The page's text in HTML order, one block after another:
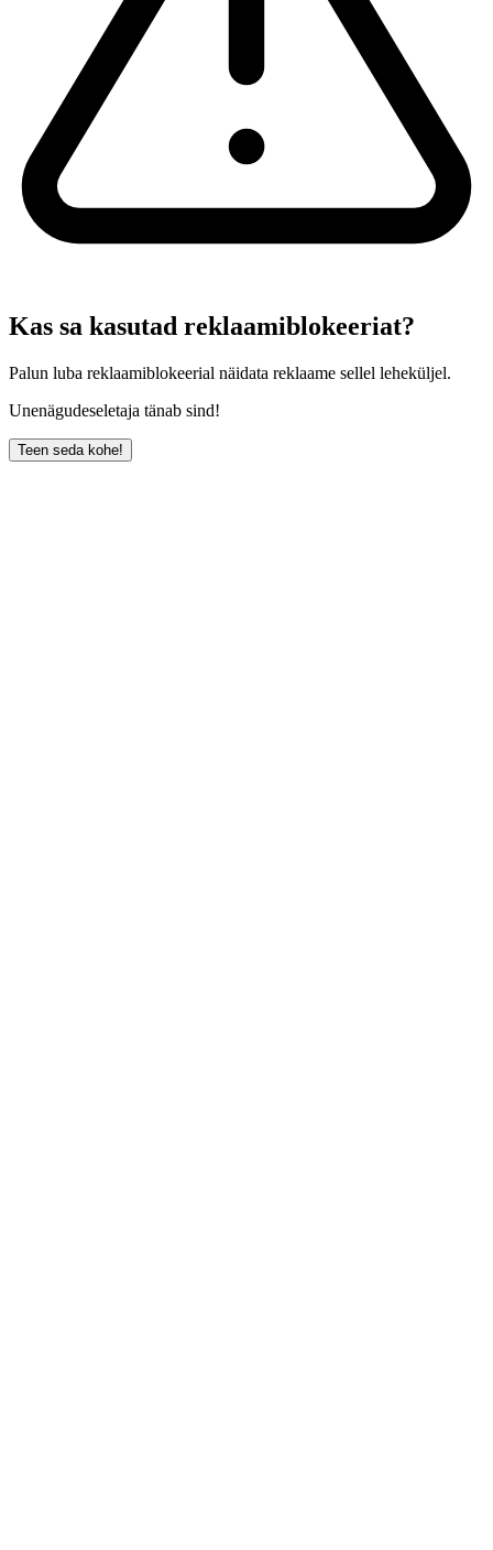
Kas sa kasutad reklaamiblokeeriat?
Palun luba reklaamiblokeerial näidata reklaame sellel leheküljel.
Unenägudeseletaja tänab sind!
Teen seda kohe!